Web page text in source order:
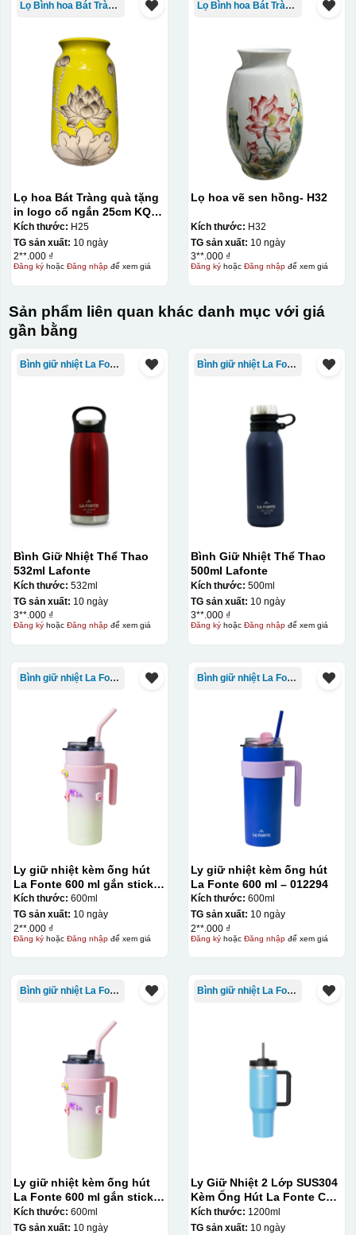
Lọ Bình hoa Bát Tràng in logo
Lọ hoa Bát Tràng quà tặng
in logo cổ ngắn 25cm KQ-
LH02
Kích thước: H25
TG sản xuất: 10 ngày
2**.000 ₫
Đăng kýhoặc Đăng nhậpđể xem giá
Lọ Bình hoa Bát Tràng in logo
Lọ hoa vẽ sen hồng- H32
Kích thước: H32
TG sản xuất: 10 ngày
3**.000 ₫
Đăng kýhoặc Đăng nhậpđể xem giá
Sản phẩm liên quan khác danh mục với giá
gần bằng
Bình giữ nhiệt La Fonte
Bình Giữ Nhiệt Thể Thao
532ml Lafonte
Kích thước: 532ml
TG sản xuất: 10 ngày
3**.000 ₫
Đăng kýhoặc Đăng nhậpđể xem giá
Bình giữ nhiệt La Fonte
Bình Giữ Nhiệt Thể Thao
500ml Lafonte
Kích thước: 500ml
TG sản xuất: 10 ngày
3**.000 ₫
Đăng kýhoặc Đăng nhậpđể xem giá
Bình giữ nhiệt La Fonte
Ly giữ nhiệt kèm ống hút
La Fonte 600 ml gắn sticker
– 012294
Kích thước: 600ml
TG sản xuất: 10 ngày
2**.000 ₫
Đăng kýhoặc Đăng nhậpđể xem giá
Bình giữ nhiệt La Fonte
Ly giữ nhiệt kèm ống hút
La Fonte 600 ml – 012294
Kích thước: 600ml
TG sản xuất: 10 ngày
2**.000 ₫
Đăng kýhoặc Đăng nhậpđể xem giá
Bình giữ nhiệt La Fonte
Ly giữ nhiệt kèm ống hút
La Fonte 600 ml gắn sticker
– 012294
Kích thước: 600ml
TG sản xuất: 10 ngày
Bình giữ nhiệt La Fonte
Ly Giữ Nhiệt 2 Lớp SUS304
Kèm Ống Hút La Fonte Có
Tay Cầm 1200ml
Kích thước: 1200ml
TG sản xuất: 10 ngày